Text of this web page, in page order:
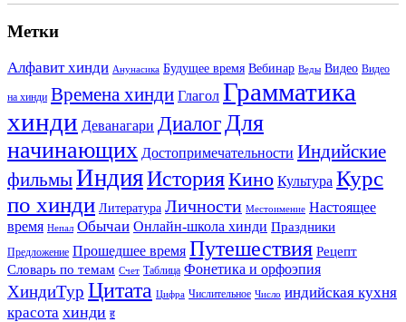
Метки
Алфавит хинди Анунасика Будущее время Вебинар Веды Видео Видео
на хинди Времена хинди Глагол Грамматика
хинди Деванагари Диалог Для
начинающих Достопримечательности Индийские
фильмыИндияИсторияКино Культура Курс
по хинди Литература Личности Местоимение Настоящее
время Непал Обычаи Онлайн-школа хинди Праздники
Предложение Прошедшее время Путешествия Рецепт
Словарь по темам Счет Таблица Фонетика и орфоэпия
ХиндиТур Цитата Цифра Числительное Число индийская кухня
красота хинди ह